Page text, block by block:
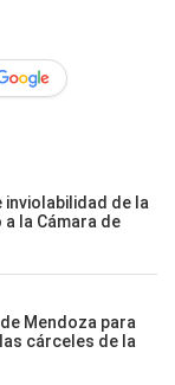
inviolabilidad de la
la Cámara de
Mendoza para
cárceles de la